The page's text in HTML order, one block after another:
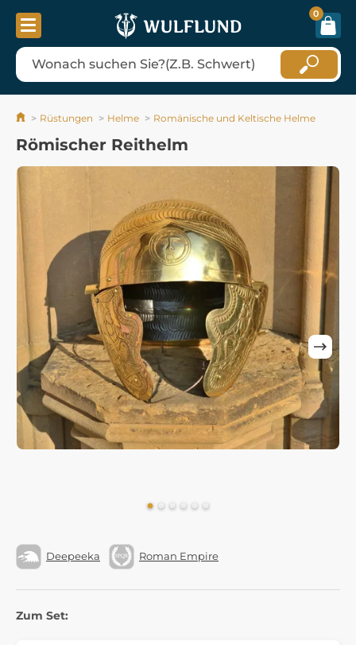
0
Rüstungen Helme Romänische und Keltische Helme
Römischer Reithelm
Deepeeka Roman Empire
Zum Set: